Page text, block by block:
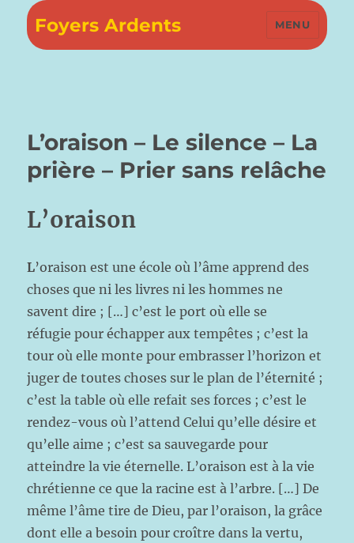
Foyers Ardents MENU
L’oraison – Le silence – La
prière – Prier sans relâche
L’oraison
L’oraison est une école où l’âme apprend des
choses que ni les livres ni les hommes ne
savent dire ; […] c’est le port où elle se
réfugie pour échapper aux tempêtes ; c’est la
tour où elle monte pour embrasser l’horizon et
juger de toutes choses sur le plan de l’éternité ;
c’est la table où elle refait ses forces ; c’est le
rendez-vous où l’attend Celui qu’elle désire et
qu’elle aime ; c’est sa sauvegarde pour
atteindre la vie éternelle. L’oraison est à la vie
chrétienne ce que la racine est à l’arbre. […] De
même l’âme tire de Dieu, par l’oraison, la grâce
dont elle a besoin pour croître dans la vertu,